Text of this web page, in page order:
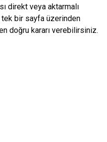
direkt veya aktarmalı
tek bir sayfa üzerinden
doğru kararı verebilirsiniz.